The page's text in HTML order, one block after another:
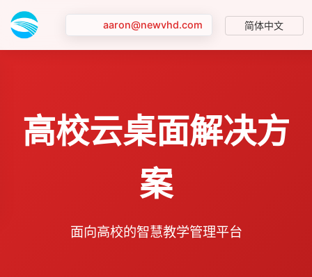
aaron@newvhd.com 简体中文
高校云桌面解决方
案
面向高校的智慧教学管理平台